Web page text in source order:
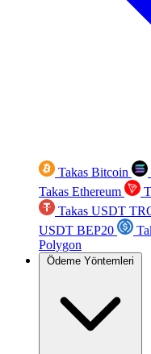
Takas Bitcoin
Takas Ethereum
Takas USDT
USDT BEP20
Polygon
Ödeme Yöntemleri